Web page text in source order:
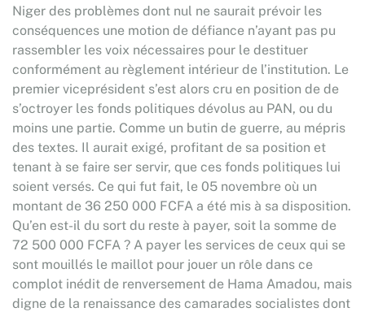
Niger des problèmes dont nul ne saurait prévoir les
conséquences une motion de défiance n’ayant pas pu
rassembler les voix nécessaires pour le destituer
conformément au règlement intérieur de l’institution. Le
premier viceprésident s’est alors cru en position de de
s’octroyer les fonds politiques dévolus au PAN, ou du
moins une partie. Comme un butin de guerre, au mépris
des textes. Il aurait exigé, profitant de sa position et
tenant à se faire ser servir, que ces fonds politiques lui
soient versés. Ce qui fut fait, le 05 novembre où un
montant de 36 250 000 FCFA a été mis à sa disposition.
Qu’en est-il du sort du reste à payer, soit la somme de
72 500 000 FCFA ? A payer les services de ceux qui se
sont mouillés le maillot pour jouer un rôle dans ce
complot inédit de renversement de Hama Amadou, mais
digne de la renaissance des camarades socialistes dont